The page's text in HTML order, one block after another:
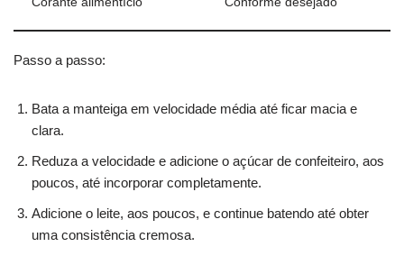
Passo a passo:
Bata a manteiga em velocidade média até ficar macia e
clara.
Reduza a velocidade e adicione o açúcar de confeiteiro, aos
poucos, até incorporar completamente.
Adicione o leite, aos poucos, e continue batendo até obter
uma consistência cremosa.